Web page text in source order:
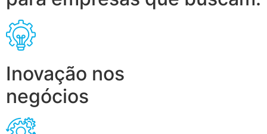
Inovação nos
negócios